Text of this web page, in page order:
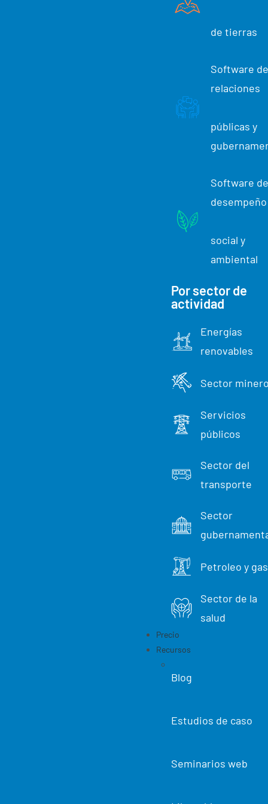
de tierras
Software
relaciones
públicas y
Software
desempeño
social y
ambiental
Por sector de
actividad
Energías
renovables
Sector
Servicios
públicos
Sector del
transporte
Sector
Petroleo y gas
Sector de la
salud
Precio
Recursos
Blog
Estudios de caso
Seminarios web
a
o
e
q
u
i
o
l
e
s
o